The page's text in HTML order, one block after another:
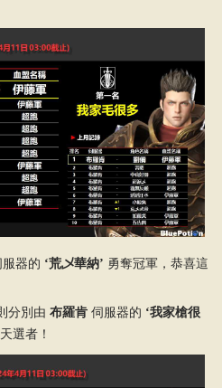
器的 ‘荒乄華納’ 勇奪冠軍，恭喜這
分別由 布羅肯伺服器的 ‘我家槍很
選者！